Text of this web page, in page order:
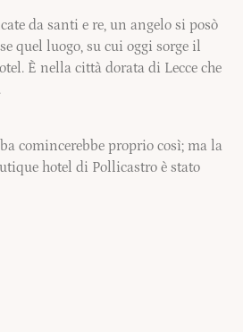
da santi e re, un angelo si posò
quel luogo, su cui oggi sorge il
È nella città dorata di Lecce che
comincerebbe proprio così; ma la
hotel di Pollicastro è stato